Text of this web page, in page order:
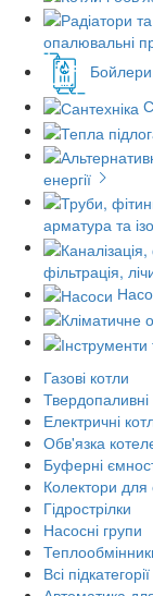
опалювальні
енергії
арматура та
фільтрація,
Газові котли
Твердопаливні
Електричні
Обв'язка
Буферні
Колектори для
Гідрострілки
Насосні групи
Всі